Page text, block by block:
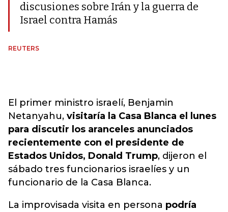
discusiones sobre Irán y la guerra de
Israel contra Hamás
REUTERS
El primer ministro israelí, Benjamin
Netanyahu, visitaría la Casa Blanca el lunes
para discutir los aranceles anunciados
recientemente con el presidente de
Estados Unidos, Donald Trump, dijeron el
sábado tres funcionarios israelíes y un
funcionario de la Casa Blanca.
La improvisada visita en persona podría